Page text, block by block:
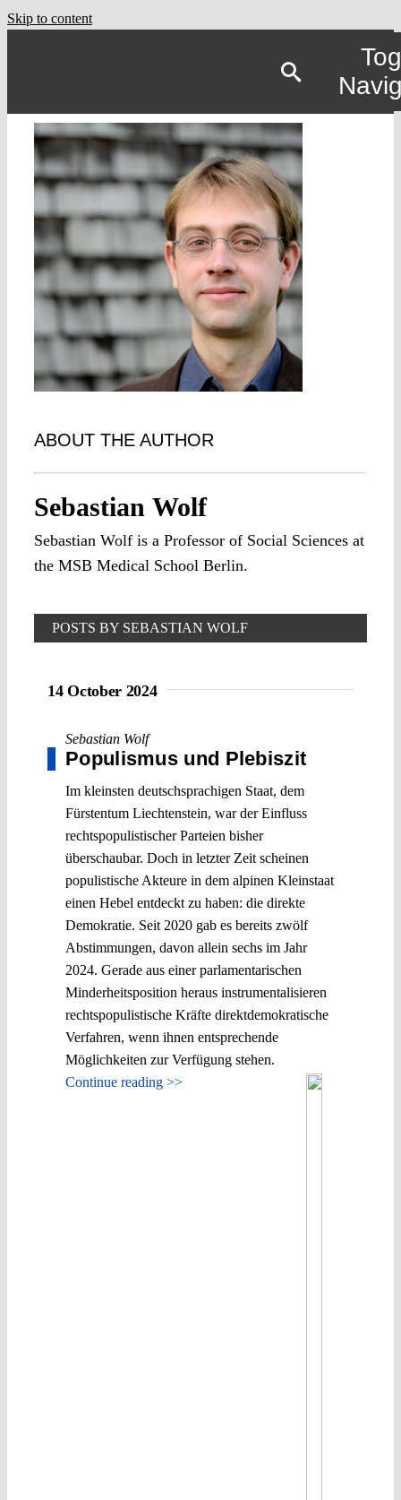
Skip to content
ABOUT THE AUTHOR
Sebastian Wolf
Sebastian Wolf is a Professor of Social Sciences at
the MSB Medical School Berlin.
POSTS BY SEBASTIAN WOLF
14 October 2024
Sebastian Wolf
Populismus und Plebiszit
Im kleinsten deutschsprachigen Staat, dem
Fürstentum Liechtenstein, war der Einfluss
rechtspopulistischer Parteien bisher
überschaubar. Doch in letzter Zeit scheinen
populistische Akteure in dem alpinen Kleinstaat
einen Hebel entdeckt zu haben: die direkte
Demokratie. Seit 2020 gab es bereits zwölf
Abstimmungen, davon allein sechs im Jahr
2024. Gerade aus einer parlamentarischen
Minderheitsposition heraus instrumentalisieren
rechtspopulistische Kräfte direktdemokratische
Verfahren, wenn ihnen entsprechende
Möglichkeiten zur Verfügung stehen.
Continue reading >>